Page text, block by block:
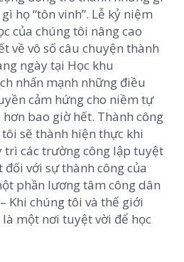
họ “tôn vinh”. Lễ kỷ niệm
của chúng tôi nâng cao
về vô số câu chuyện thành
ngày tại Học khu
nhấn mạnh những điều
cảm hứng cho niềm tự
bao giờ hết. Thành công
sẽ thành hiện thực khi
trì các trường công lập tuyệt
với sự thành công của
phần lương tâm công dân
Khi chúng tôi và thế giới
một nơi tuyệt vời để học